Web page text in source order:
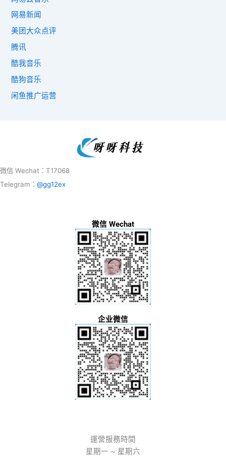
网易新闻
美团大众点评
腾讯
酷我音乐
酷狗音乐
闲鱼推广运营
微信 Wechat：T17068
Telegram： @gg12ex
微信 Wechat
企业微信
運營服務時間
星期一 ~ 星期六